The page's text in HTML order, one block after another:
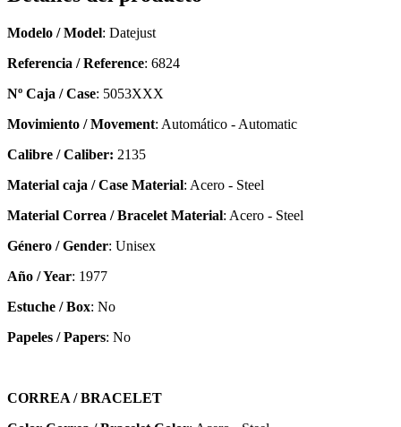
Modelo / Model: Datejust
Referencia / Reference: 6824
Nº Caja / Case: 5053XXX
Movimiento / Movement: Automático - Automatic
Calibre / Caliber: 2135
Material caja / Case Material: Acero - Steel
Material Correa / Bracelet Material: Acero - Steel
Género / Gender: Unisex
Año / Year: 1977
Estuche / Box: No
Papeles / Papers: No
CORREA / BRACELET